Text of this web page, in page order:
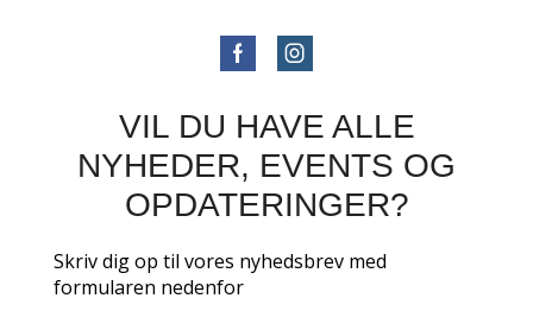
VIL DU HAVE ALLE
NYHEDER, EVENTS OG
OPDATERINGER?
Skriv dig op til vores nyhedsbrev med
formularen nedenfor